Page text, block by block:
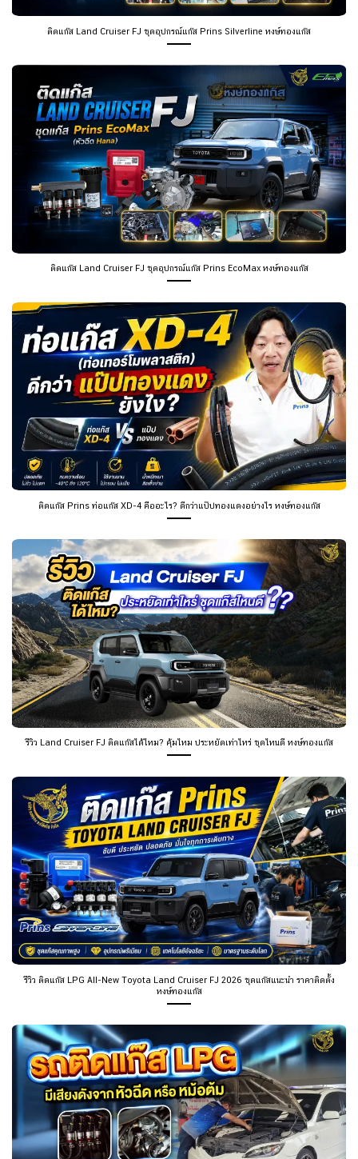
ติดแก๊ส Land Cruiser FJ ชุดอุปกรณ์แก๊ส Prins Silverline หงษ์ทองแก๊ส
ติดแก๊ส Land Cruiser FJ ชุดอุปกรณ์แก๊ส Prins EcoMax หงษ์ทองแก๊ส
ติดแก๊ส Prins ท่อแก๊ส XD-4 คืออะไร? ดีกว่าแป๊ปทองแดงอย่างไร หงษ์ทองแก๊ส
รีวิว Land Cruiser FJ ติดแก๊สได้ไหม? คุ้มไหม ประหยัดเท่าไหร่ ชุดไหนดี หงษ์ทองแก๊ส
รีวิว ติดแก๊ส LPG All-New Toyota Land Cruiser FJ 2026 ชุดแก๊สแนะนำ ราคาติดตั้ง
หงษ์ทองแก๊ส